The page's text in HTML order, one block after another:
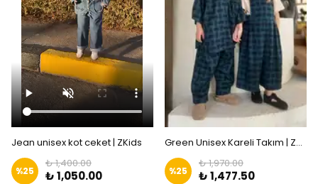
Jean unisex kot ceket | ZKids
%25
₺ 1,400.00
₺ 1,050.00
Green Unisex Kareli Takım | ZKids
%25
₺ 1,970.00
₺ 1,477.50